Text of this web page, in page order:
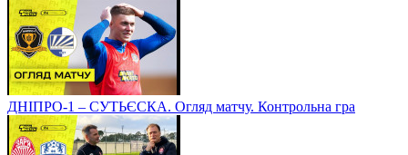
ДНІПРО-1 – СУТЬЄСКА. Огляд матчу. Контрольна гра